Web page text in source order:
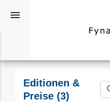
menu
Speicher
Editionen &
Preise (3)